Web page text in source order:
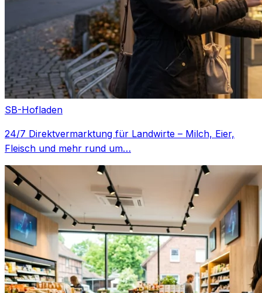
SB-Hofladen
24/7 Direktvermarktung für Landwirte – Milch, Eier,
Fleisch und mehr rund um…